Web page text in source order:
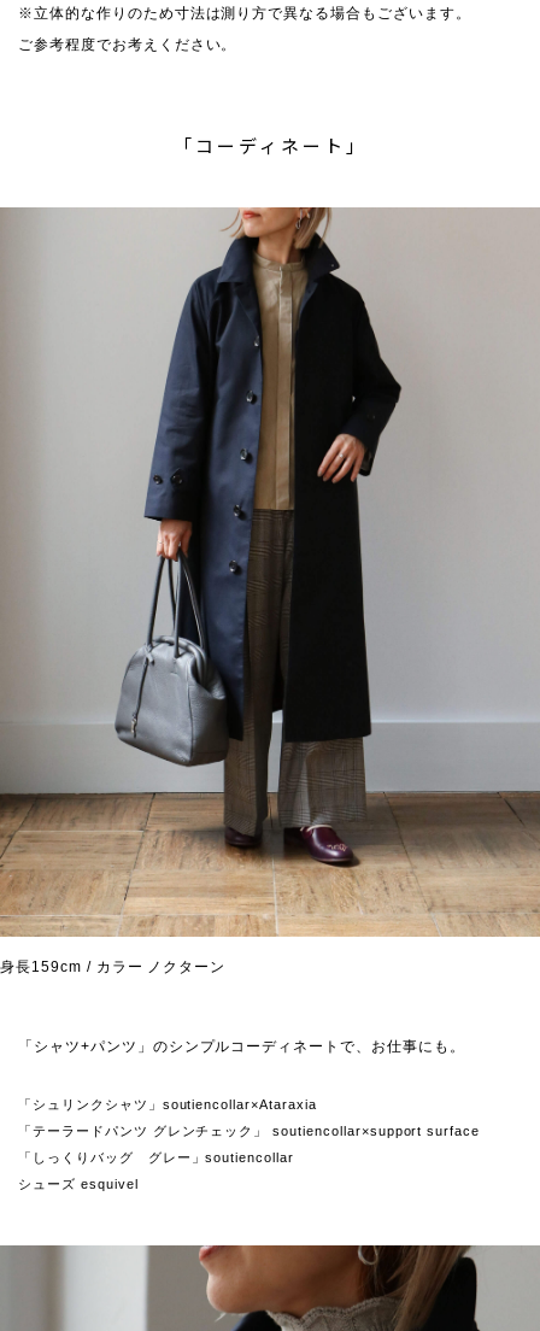
※立体的な作りのため寸法は測り方で異なる場合もございます。
ご参考程度でお考えください。
「コーディネート」
身長159cm / カラー ノクターン
「シャツ+パンツ」のシンプルコーディネートで、お仕事にも。
「シュリンクシャツ」soutiencollar×Ataraxia
「テーラードパンツ グレンチェック」 soutiencollar×support surface
「しっくりバッグ グレー」soutiencollar
シューズ esquivel